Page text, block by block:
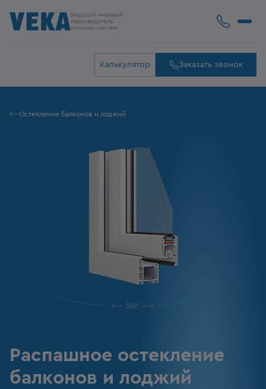
Ведущий мировой
производитель
оконных систем
Калькулятор Заказать звонок
Остекление балконов и лоджий
Распашное остекление
балконов и лоджий